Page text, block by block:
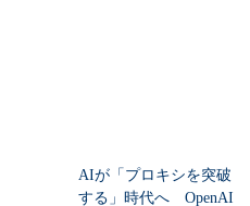
AIが「プロキシを突破
する」時代へ OpenAI